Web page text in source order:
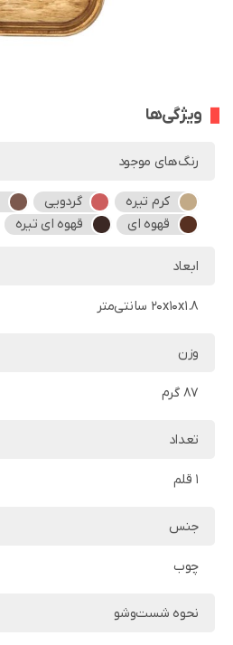
ویژگی‌ها
رنگ‌های موجود
کرم تیره گردویی
قهوه ای
قهوه ای تیره
ابعاد
20x10x1.8 سانتی‌متر
وزن
87 گرم
تعداد
1 قلم
جنس
چوب
نحوه شست‌وشو